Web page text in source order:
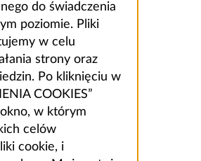
do świadczenia
poziomie. Pliki
w celu
strony oraz
Po kliknięciu w
COOKIES”
w którym
celów
cookie, i